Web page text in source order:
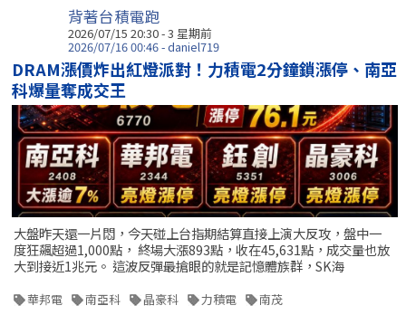
背著台積電跑
2026/07/15 20:30 - 3 星期前
2026/07/16 00:46 - daniel719
DRAM漲價炸出紅燈派對！力積電2分鐘鎖漲停、南亞
科爆量奪成交王
大盤昨天還一片悶，今天碰上台指期結算直接上演大反攻，盤中一
度狂飆超過1,000點， 終場大漲893點，收在45,631點，成交量也放
大到接近1兆元。 這波反彈最搶眼的就是記憶體族群，SK海
華邦電 南亞科 晶豪科 力積電 南茂